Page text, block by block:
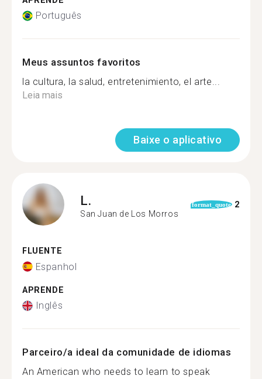
Português
Meus assuntos favoritos
la cultura, la salud, entretenimiento, el arte...
Leia mais
Baixe o aplicativo
L.
San Juan de Los Morros
format_quote 2
FLUENTE
Espanhol
APRENDE
Inglês
Parceiro/a ideal da comunidade de idiomas
An American who needs to learn to speak